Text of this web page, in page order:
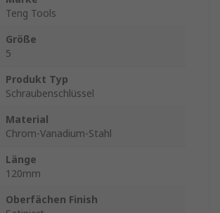
Teng Tools
Größe
5
Produkt Typ
Schraubenschlüssel
Material
Chrom-Vanadium-Stahl
Länge
120mm
Oberfächen Finish